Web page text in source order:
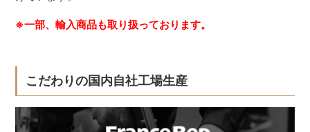
※一部、輸入商品も取り扱っております。
こだわりの国内自社工場生産